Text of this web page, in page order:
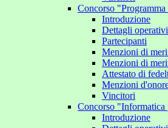
Concorso
Introduzione
Dettagli operativi
Partecipanti
Menzioni di
Menzioni di
Attestato di
Menzioni
Vincitori
Concorso "Informatica
Introduzione